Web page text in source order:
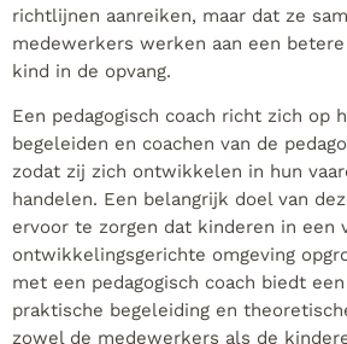
richtlijnen aanreiken, maar dat ze
medewerkers werken aan een
kind in de opvang.
Een pedagogisch coach richt zich op
begeleiden en coachen van de
zodat zij zich ontwikkelen in hun
handelen. Een belangrijk doel van
ervoor te zorgen dat kinderen in een
ontwikkelingsgerichte omgeving
met een pedagogisch coach biedt
praktische begeleiding en
zowel de medewerkers als de